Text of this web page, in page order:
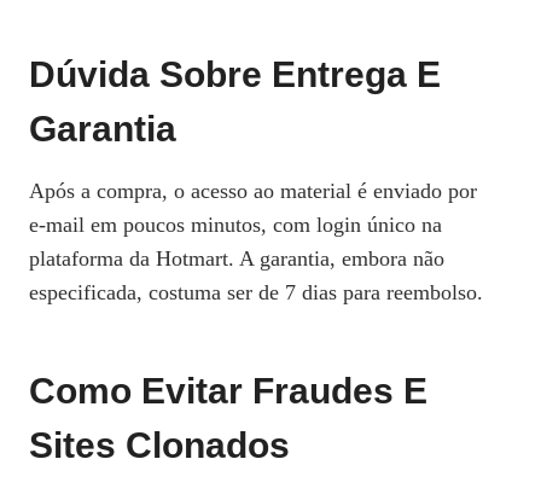
Dúvida Sobre Entrega E
Garantia
Após a compra, o acesso ao material é enviado por
e‑mail em poucos minutos, com login único na
plataforma da Hotmart. A garantia, embora não
especificada, costuma ser de 7 dias para reembolso.
Como Evitar Fraudes E
Sites Clonados